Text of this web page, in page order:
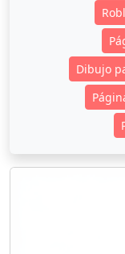
Dibujo